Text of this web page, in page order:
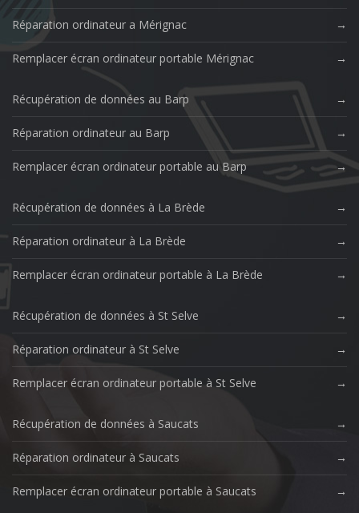
Réparation ordinateur a Mérignac
Remplacer écran ordinateur portable Mérignac
Récupération de données au Barp
Réparation ordinateur au Barp
Remplacer écran ordinateur portable au Barp
Récupération de données à La Brède
Réparation ordinateur à La Brède
Remplacer écran ordinateur portable à La Brède
Récupération de données à St Selve
Réparation ordinateur à St Selve
Remplacer écran ordinateur portable à St Selve
Récupération de données à Saucats
Réparation ordinateur à Saucats
Remplacer écran ordinateur portable à Saucats